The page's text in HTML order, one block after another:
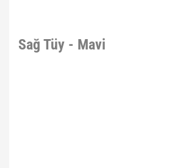
Sağ Tüy - Mavi